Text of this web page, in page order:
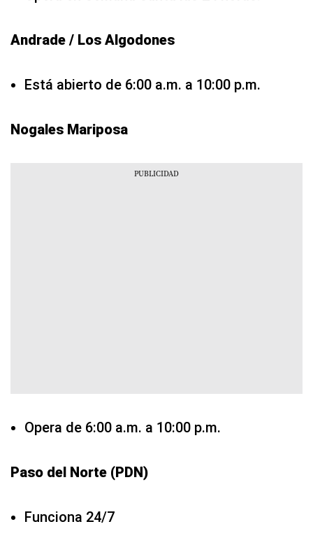
Andrade / Los Algodones
Está abierto de 6:00 a.m. a 10:00 p.m.
Nogales Mariposa
Opera de 6:00 a.m. a 10:00 p.m.
Paso del Norte (PDN)
Funciona 24/7